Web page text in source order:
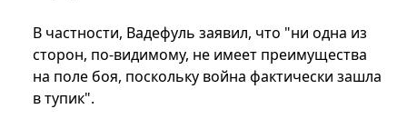
В частности, Вадефуль заявил, что "ни одна из
сторон, по-видимому, не имеет преимущества
на поле боя, поскольку война фактически зашла
в тупик".